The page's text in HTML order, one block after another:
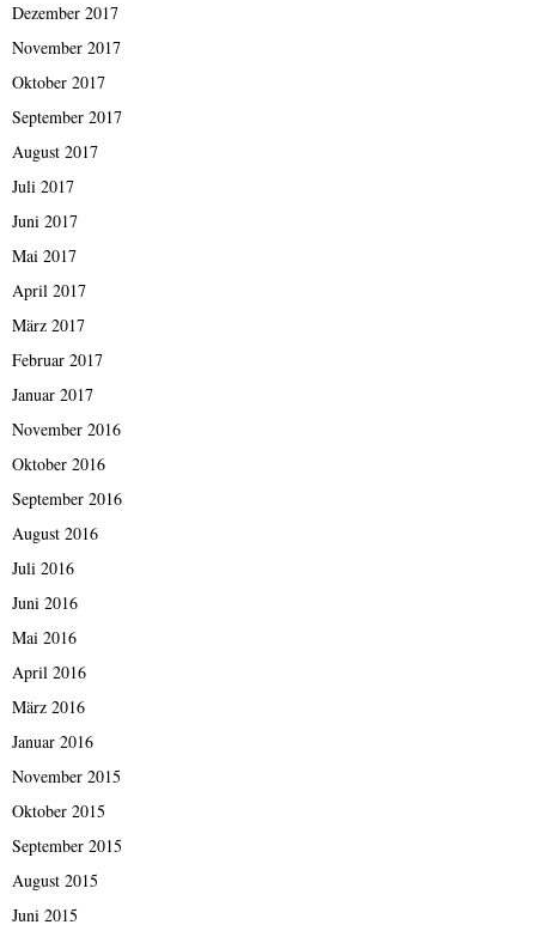
Dezember 2017
November 2017
Oktober 2017
September 2017
August 2017
Juli 2017
Juni 2017
Mai 2017
April 2017
März 2017
Februar 2017
Januar 2017
November 2016
Oktober 2016
September 2016
August 2016
Juli 2016
Juni 2016
Mai 2016
April 2016
März 2016
Januar 2016
November 2015
Oktober 2015
September 2015
August 2015
Juni 2015